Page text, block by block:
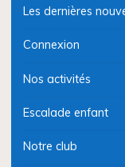
Les dernières
Connexion
Nos activités
Escalade enfant
Notre club